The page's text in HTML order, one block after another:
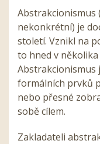
Abstrakcionismus
nekonkrétní) je
století. Vznikl na
to hned v
Abstrakcionismus
formálních prvků
nebo přesné
sobě cílem.
Zakladateli